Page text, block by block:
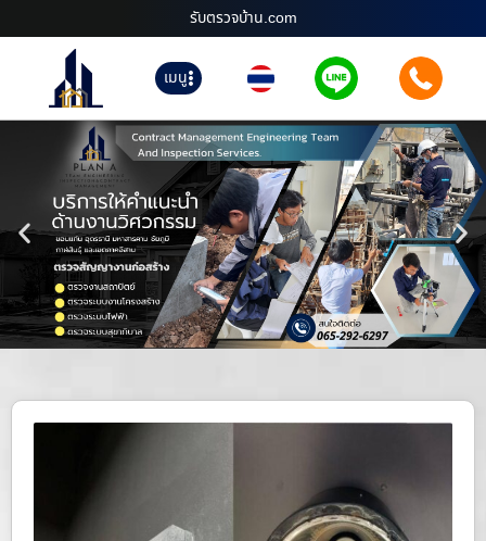
รับตรวจบ้าน.com
เมนู